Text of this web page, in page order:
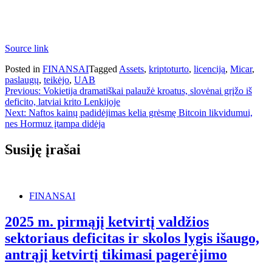
Source link
Posted in FINANSAITagged Assets, kriptoturto, licenciją, Micar,
paslaugų, teikėjo, UAB
Navigacija
tarp
įrašų
Previous: Vokietija dramatiškai palaužė kroatus, slovėnai grįžo iš
deficito, latviai krito Lenkijoje
Next: Naftos kainų padidėjimas kelia grėsmę Bitcoin likvidumui,
nes Hormuz įtampa didėja
Susiję įrašai
FINANSAI
2025 m. pirmąjį ketvirtį valdžios
sektoriaus deficitas ir skolos lygis išaugo,
antrąjį ketvirtį tikimasi pagerėjimo